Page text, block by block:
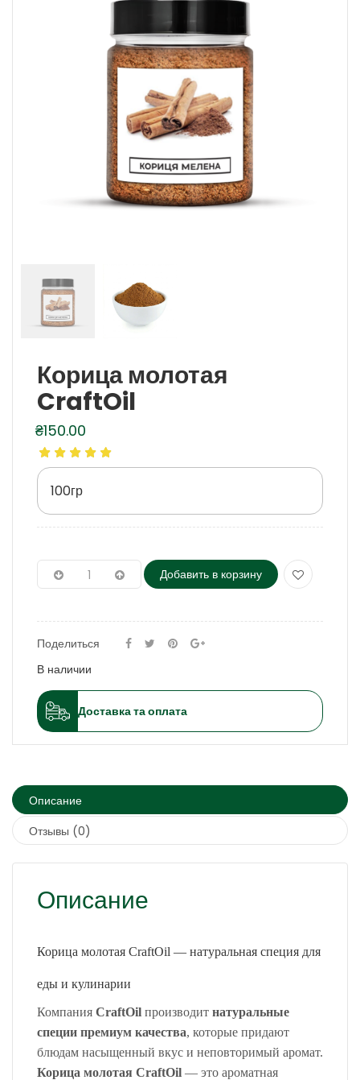
Корица молотая
CraftOil
₴150.00
100гр
Добавить в корзину
Поделиться
В наличии
Доставка та оплата
Описание
Отзывы (0)
Описание
Корица молотая CraftOil — натуральная специя для
еды и кулинарии
Компания CraftOil производит натуральные
специи премиум качества, которые придают
блюдам насыщенный вкус и неповторимый аромат.
Корица молотая CraftOil — это ароматная